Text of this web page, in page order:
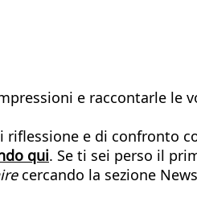
e raccontarle le
e di confronto
qui. Se ti sei perso il
cercando la sezione